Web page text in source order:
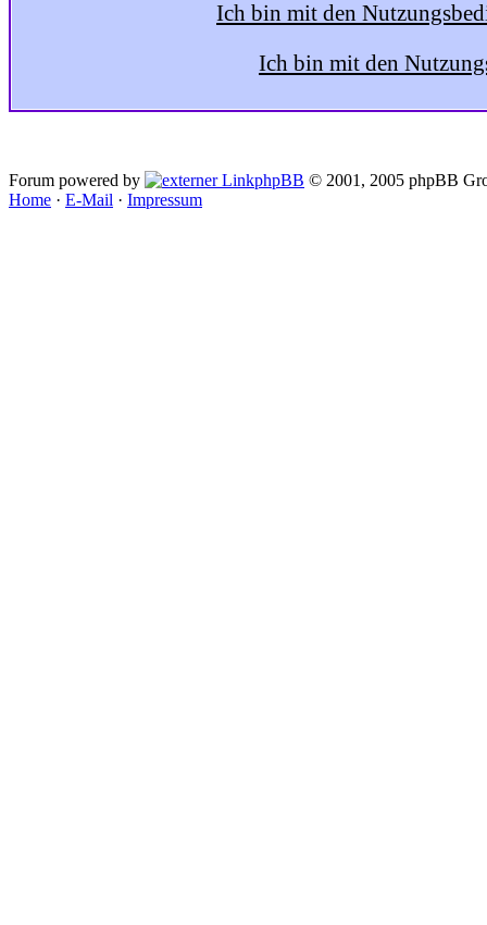
Ich bin mit den
Ich bin mit den
Forum powered by phpBB © 2001, 2005 phpBB
Home · E-Mail · Impressum